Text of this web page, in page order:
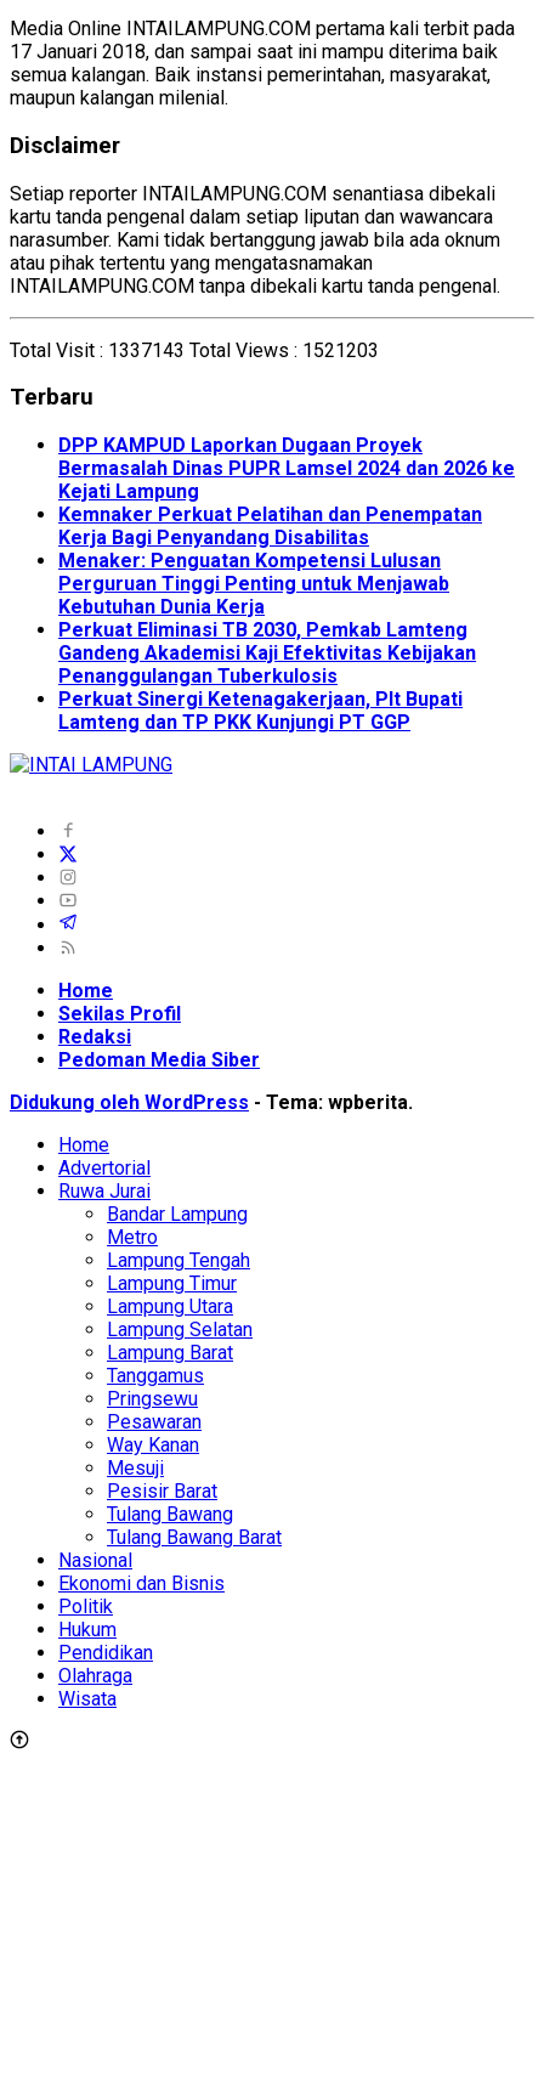
Media Online INTAILAMPUNG.COM pertama kali terbit pada
17 Januari 2018, dan sampai saat ini mampu diterima baik
semua kalangan. Baik instansi pemerintahan, masyarakat,
maupun kalangan milenial.
Disclaimer
Setiap reporter INTAILAMPUNG.COM senantiasa dibekali
kartu tanda pengenal dalam setiap liputan dan wawancara
narasumber. Kami tidak bertanggung jawab bila ada oknum
atau pihak tertentu yang mengatasnamakan
INTAILAMPUNG.COM tanpa dibekali kartu tanda pengenal.
Total Visit : 1337143 Total Views : 1521203
Terbaru
DPP KAMPUD Laporkan Dugaan Proyek
Bermasalah Dinas PUPR Lamsel 2024 dan 2026 ke
Kejati Lampung
Kemnaker Perkuat Pelatihan dan Penempatan
Kerja Bagi Penyandang Disabilitas
Menaker: Penguatan Kompetensi Lulusan
Perguruan Tinggi Penting untuk Menjawab
Kebutuhan Dunia Kerja
Perkuat Eliminasi TB 2030, Pemkab Lamteng
Gandeng Akademisi Kaji Efektivitas Kebijakan
Penanggulangan Tuberkulosis
Perkuat Sinergi Ketenagakerjaan, Plt Bupati
Lamteng dan TP PKK Kunjungi PT GGP
Home
Sekilas Profil
Redaksi
Pedoman Media Siber
Didukung oleh WordPress - Tema: wpberita.
Home
Advertorial
Ruwa Jurai
Bandar Lampung
Metro
Lampung Tengah
Lampung Timur
Lampung Utara
Lampung Selatan
Lampung Barat
Tanggamus
Pringsewu
Pesawaran
Way Kanan
Mesuji
Pesisir Barat
Tulang Bawang
Tulang Bawang Barat
Nasional
Ekonomi dan Bisnis
Politik
Hukum
Pendidikan
Olahraga
Wisata